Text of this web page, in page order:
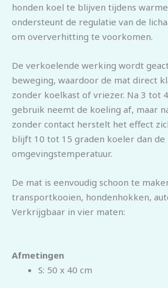
honden koel te blijven tijdens
ondersteunt de regulatie van de
om oververhitting te voorkomen.
De verkoelende werking wordt
beweging, waardoor de mat direct
zonder koelkast of vriezer. Na 3 tot
gebruik neemt de koeling af, maar
zonder contact herstelt het effect
blijft 10 tot 15 graden koeler dan de
omgevingstemperatuur.
De mat is eenvoudig schoon te
transportkooien, hondenhokken,
Verkrijgbaar in vier maten:
Afmetingen
S: 50 x 40 cm